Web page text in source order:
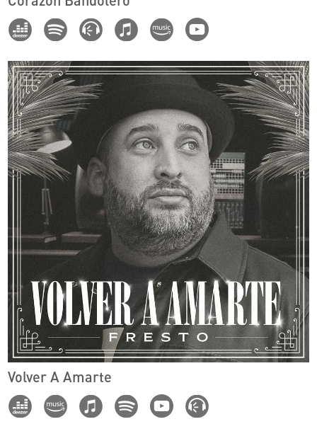
Volver A Amarte